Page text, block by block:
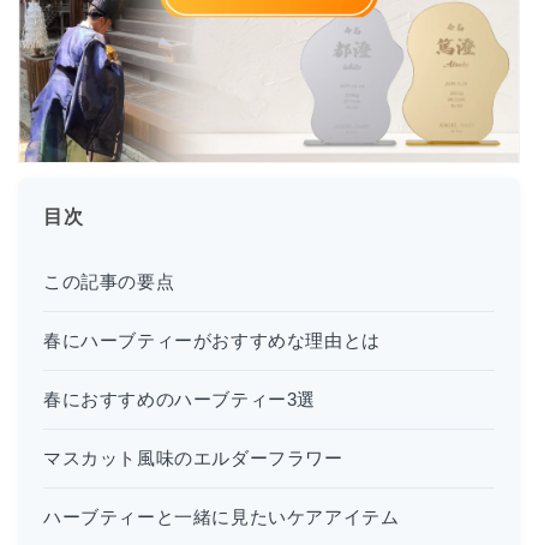
目次
この記事の要点
春にハーブティーがおすすめな理由とは
春におすすめのハーブティー3選
マスカット風味のエルダーフラワー
ハーブティーと一緒に見たいケアアイテム